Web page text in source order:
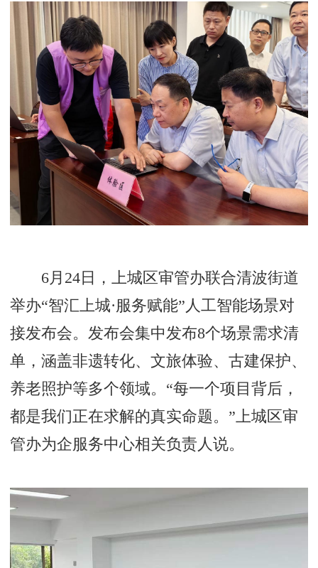
6月24日，上城区审管办联合清波街道
举办“智汇上城·服务赋能”人工智能场景对
接发布会。发布会集中发布8个场景需求清
单，涵盖非遗转化、文旅体验、古建保护、
养老照护等多个领域。“每一个项目背后，
都是我们正在求解的真实命题。”上城区审
管办为企服务中心相关负责人说。